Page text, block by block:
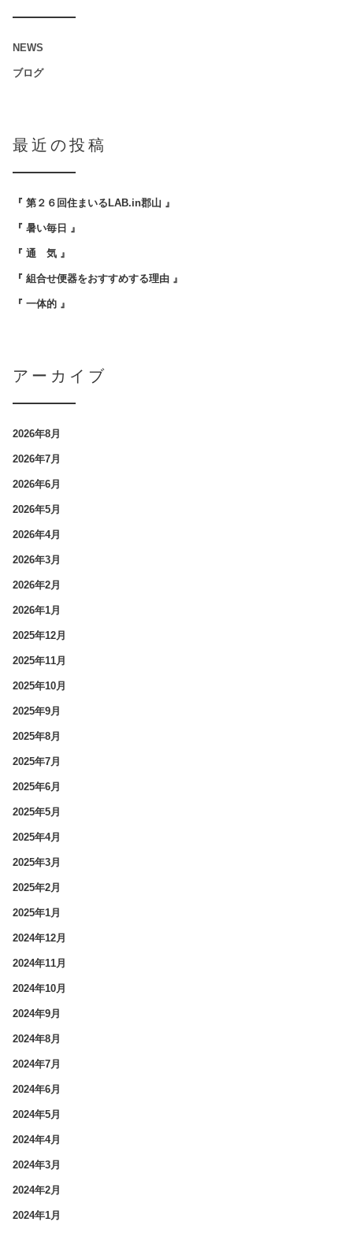
NEWS
ブログ
最近の投稿
『 第２６回住まいるLAB.in郡山 』
『 暑い毎日 』
『 通 気 』
『 組合せ便器をおすすめする理由 』
『 一体的 』
アーカイブ
2026年8月
2026年7月
2026年6月
2026年5月
2026年4月
2026年3月
2026年2月
2026年1月
2025年12月
2025年11月
2025年10月
2025年9月
2025年8月
2025年7月
2025年6月
2025年5月
2025年4月
2025年3月
2025年2月
2025年1月
2024年12月
2024年11月
2024年10月
2024年9月
2024年8月
2024年7月
2024年6月
2024年5月
2024年4月
2024年3月
2024年2月
2024年1月